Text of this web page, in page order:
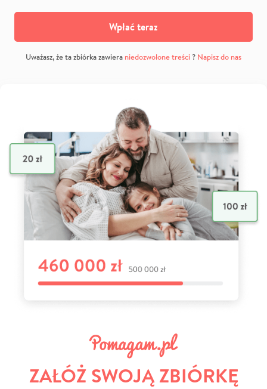
Wpłać teraz
Uważasz, że ta zbiórka zawiera niedozwolone treści? Napisz do nas
ZAŁÓŻ SWOJĄ ZBIÓRKĘ